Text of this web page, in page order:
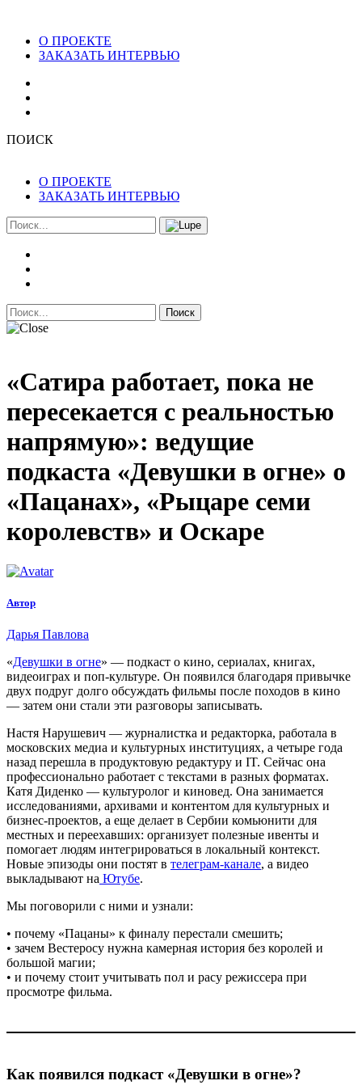
О ПРОЕКТЕ
ЗАКАЗАТЬ ИНТЕРВЬЮ
ПОИСК
О ПРОЕКТЕ
ЗАКАЗАТЬ ИНТЕРВЬЮ
Поиск
«Сатира работает, пока не
пересекается с реальностью
напрямую»: ведущие
подкаста «Девушки в огне» о
«Пацанах», «Рыцаре семи
королевств» и Оскаре
Автор
Дарья Павлова
«Девушки в огне» — подкаст о кино, сериалах, книгах,
видеоиграх и поп-культуре. Он появился благодаря привычке
двух подруг долго обсуждать фильмы после походов в кино
— затем они стали эти разговоры записывать.
Настя Нарушевич — журналистка и редакторка, работала в
московских медиа и культурных институциях, а четыре года
назад перешла в продуктовую редактуру и IT. Сейчас она
профессионально работает с текстами в разных форматах.
Катя Диденко — культуролог и киновед. Она занимается
исследованиями, архивами и контентом для культурных и
бизнес-проектов, а еще делает в Сербии комьюнити для
местных и переехавших: организует полезные ивенты и
помогает людям интегрироваться в локальный контекст.
Новые эпизоды они постят в телеграм-канале, а видео
выкладывают на Ютубе.
Мы поговорили с ними и узнали:
• почему «Пацаны» к финалу перестали смешить;
• зачем Вестеросу нужна камерная история без королей и
большой магии;
• и почему стоит учитывать пол и расу режиссера при
просмотре фильма.
Как появился подкаст «Девушки в огне»?